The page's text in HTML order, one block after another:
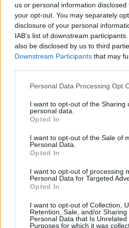
us or personal information
your opt-out. You may separately
disclosure of your personal
IAB’s list of downstream
also be disclosed by us to third
Downstream Participants that may
Please note that this website/app
not limited to your visit or usage
grant or deny consent to Google
use your data for below specified
consent section.
Personal Data Processing Opt
I want to opt-out of the Sharing
personal data.
Opted In
I want to opt-out of the Sale of
Personal Data.
Opted In
I want to opt-out of processing
Personal Data for Targeted
Opted In
I want to opt-out of Collection,
Retention, Sale, and/or Sharing
Personal Data that Is Unrelated
Purposes for which it was